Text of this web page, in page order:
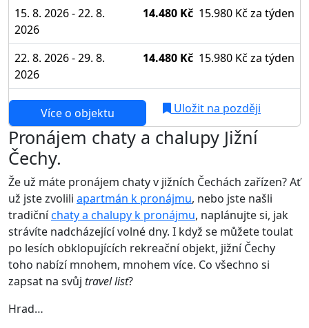
15. 8. 2026 - 22. 8.
2026
14.480 Kč 15.980 Kč za týden
22. 8. 2026 - 29. 8.
2026
14.480 Kč 15.980 Kč za týden
Více o objektu Uložit na později
Pronájem chaty a chalupy Jižní
Čechy.
Že už máte pronájem chaty v jižních Čechách zařízen? Ať
už jste zvolili apartmán k pronájmu, nebo jste našli
tradičníchaty a chalupy k pronájmu, naplánujte si, jak
strávíte nadcházející volné dny. I když se můžete toulat
po lesích obklopujících rekreační objekt, jižní Čechy
toho nabízí mnohem, mnohem více. Co všechno si
zapsat na svůj travel list?
Hrad…